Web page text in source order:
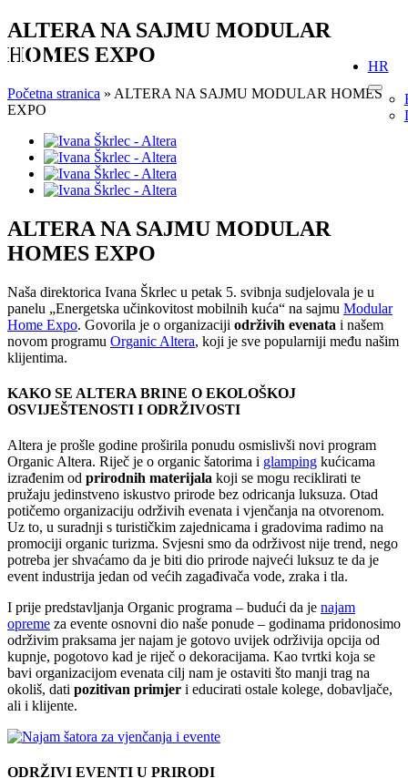
Skip
to
content
HR
ALTERA NA SAJMU MODULAR
HOMES EXPO
Početna stranica » ALTERA NA SAJMU MODULAR HOMES
EXPO
View
Larger
Image
ALTERA NA SAJMU MODULAR
HOMES EXPO
Naša direktorica Ivana Škrlec u petak 5. svibnja sudjelovala je u
panelu „Energetska učinkovitost mobilnih kuća“ na sajmu Modular
Home Expo. Govorila je o organizaciji održivih evenata i našem
novom programu Organic Altera, koji je sve popularniji među našim
klijentima.
KAKO SE ALTERA BRINE O EKOLOŠKOJ
OSVIJEŠTENOSTI I ODRŽIVOSTI
Altera je prošle godine proširila ponudu osmislivši novi program
Organic Altera. Riječ je o organic šatorima i glamping kućicama
izrađenim od prirodnih materijala koji se mogu reciklirati te
pružaju jedinstveno iskustvo prirode bez odricanja luksuza. Otad
potičemo organizaciju održivih evenata i vjenčanja na otvorenom.
Uz to, u suradnji s turističkim zajednicama i gradovima radimo na
promociji organic turizma. Svjesni smo da održivost nije trend, nego
potreba jer shvaćamo da je biti dio prirode najveći luksuz te da je
event industrija jedan od većih zagađivača vode, zraka i tla.
I prije predstavljanja Organic programa – budući da je najam
opreme za evente osnovni dio naše ponude – godinama pridonosimo
održivim praksama jer najam je gotovo uvijek održivija opcija od
kupnje, pogotovo kad je riječ o dekoracijama. Kao tvrtki koja se
bavi organizacijom evenata cilj nam je ostaviti što manji trag na
okoliš, dati pozitivan primjer i educirati ostale kolege, dobavljače,
ali i klijente.
ODRŽIVI EVENTI U PRIRODI